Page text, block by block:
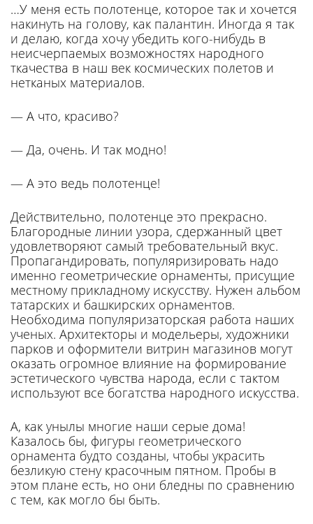
…У меня есть полотенце, кото­рое так и хочется
накинуть на голову, как палантин. Иногда я так
и делаю, когда хочу убедить кого-нибудь в
неисчерпаемых возможностях народного
ткаче­ства в наш век космических по­летов и
нетканых материалов.
— А что, красиво?
— Да, очень. И так модно!
— А это ведь полотенце!
Действительно, полотенце это прекрасно.
Благородные линии узора, сдержанный цвет
удов­летворяют самый требователь­ный вкус.
Пропагандировать, по­пуляризировать надо
именно гео­метрические орнаменты, прису­щие
местному прикладному ис­кусству. Нужен альбом
татар­ских и башкирских орнаментов.
Необходима популяризаторская работа наших
ученых. Архитек­торы и модельеры, художники
парков и оформители витрин ма­газинов могут
оказать огромное влияние на формирование
эсте­тического чувства народа, если с тактом
используют все богатства народного искусства.
А, как унылы многие наши серые дома!
Казалось бы, фигуры геометрического
орнамента буд­то созданы, чтобы украсить
безликую стену красочным пятном. Пробы в
этом плане есть, но они бледны по сравнению
с тем, как могло бы быть.